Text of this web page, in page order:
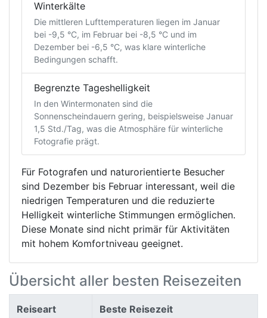
Winterkälte
Die mittleren Lufttemperaturen liegen im Januar
bei -9,5 °C, im Februar bei -8,5 °C und im
Dezember bei -6,5 °C, was klare winterliche
Bedingungen schafft.
Begrenzte Tageshelligkeit
In den Wintermonaten sind die
Sonnenscheindauern gering, beispielsweise Januar
1,5 Std./Tag, was die Atmosphäre für winterliche
Fotografie prägt.
Für Fotografen und naturorientierte Besucher
sind Dezember bis Februar interessant, weil die
niedrigen Temperaturen und die reduzierte
Helligkeit winterliche Stimmungen ermöglichen.
Diese Monate sind nicht primär für Aktivitäten
mit hohem Komfortniveau geeignet.
Übersicht aller besten Reisezeiten
Reiseart Beste Reisezeit